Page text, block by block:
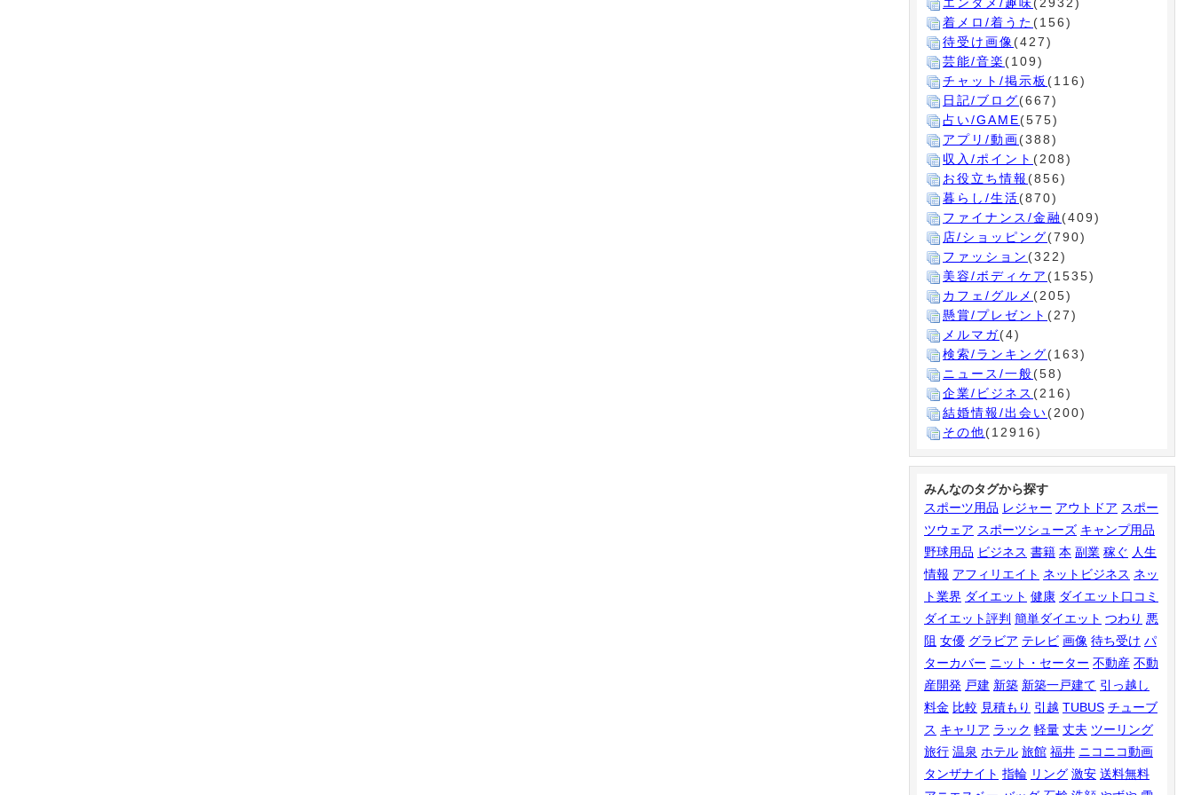
エンタメ/趣味(2932)
着メロ/着うた (156)
待受け画像(427)
芸能/音楽 (109)
チャット/掲示板 (116)
日記/ブログ(667)
占い/GAME(575)
アプリ/動画(388)
収入/ポイント (208)
お役立ち情報 (856)
暮らし/生活(870)
ファイナンス/金融 (409)
店/ショッピング(790)
ファッション (322)
美容/ボディケア (1535)
カフェ/グルメ (205)
懸賞/プレゼント (27)
メルマガ(4)
検索/ランキング(163)
ニュース/一般(58)
企業/ビジネス (216)
結婚情報/出会い(200)
その他(12916)
みんなのタグから探す
スポーツ用品 レジャー アウトドア スポー
ツウェア スポーツシューズ キャンプ用品
野球用品 ビジネス 書籍 本 副業 稼ぐ 人生
情報 アフィリエイト ネットビジネス ネッ
ト業界 ダイエット 健康 ダイエット口コミ
ダイエット評判 簡単ダイエット つわり 悪
阻 女優 グラビア テレビ 画像 待ち受け パ
ターカバー ニット・セーター 不動産 不動
産開発 戸建 新築 新築一戸建て 引っ越し
料金 比較 見積もり 引越 TUBUS チューブ
ス キャリア ラック 軽量 丈夫 ツーリング
旅行 温泉 ホテル 旅館 福井 ニコニコ動画
タンザナイト 指輪 リング 激安 送料無料